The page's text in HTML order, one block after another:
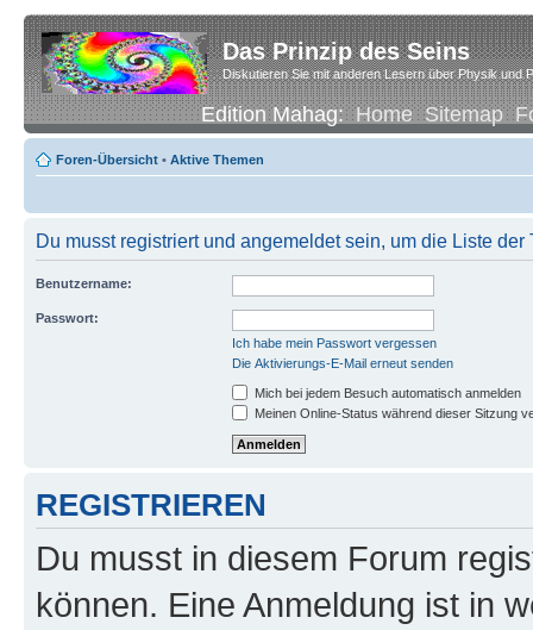
Das Prinzip des Seins
Diskutieren Sie mit anderen Lesern über Physik und
Edition Mahag:Home Sitemap
Foren-Übersicht • Aktive Themen
Du musst registriert und angemeldet sein, um die Liste
Benutzername:
Passwort:
Ich habe mein Passwort vergessen
Die Aktivierungs-E-Mail erneut senden
Mich bei jedem Besuch automatisch anmelden
Meinen Online-Status während dieser Sitzung
REGISTRIEREN
Du musst in diesem Forum
können. Eine Anmeldung ist in